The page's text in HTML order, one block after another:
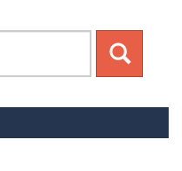
Canais